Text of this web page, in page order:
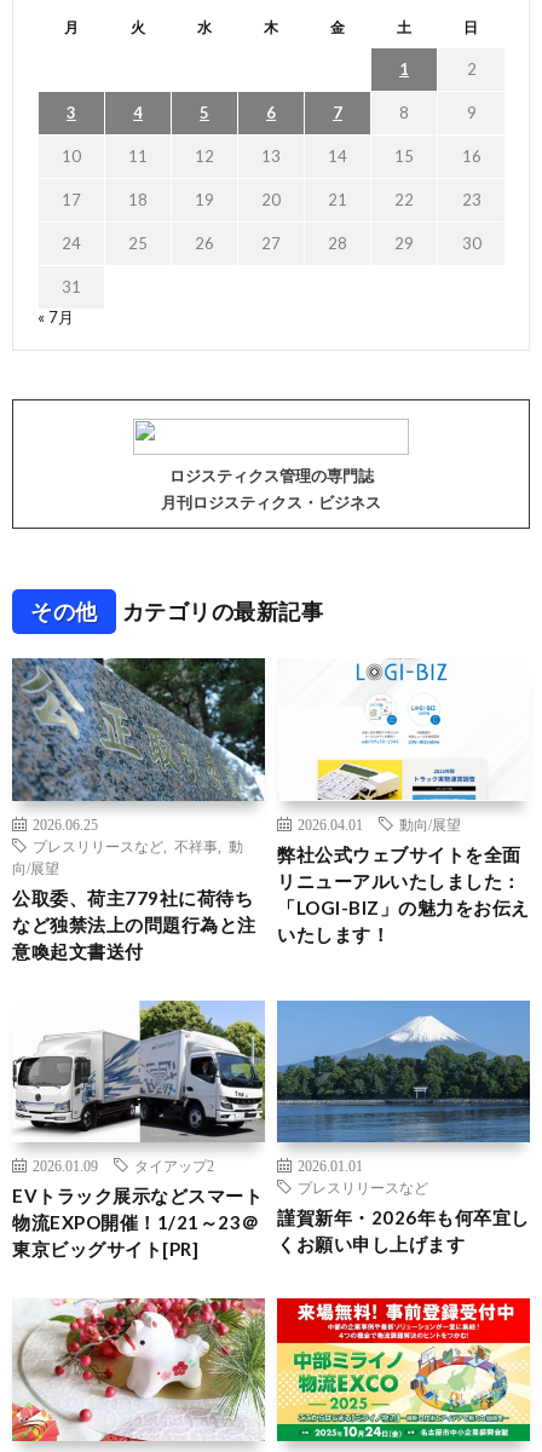
月 火 水 木 金 土 日
1 2
3 4 5 6 7 8 9
10 11 12 13 14 15 16
17 18 19 20 21 22 23
24 25 26 27 28 29 30
31
« 7月
ロジスティクス管理の専門誌
月刊ロジスティクス・ビジネス
その他 カテゴリの最新記事
2026.06.25
プレスリリースなど
不祥事
動
向/展望
公取委、荷主779社に荷待ち
など独禁法上の問題行為と注
意喚起文書送付
2026.04.01 動向/展望
弊社公式ウェブサイトを全面
リニューアルいたしました：
「LOGI-BIZ」の魅力をお伝え
いたします！
2026.01.09 タイアップ2
EVトラック展示などスマート
物流EXPO開催！1/21～23＠
東京ビッグサイト[PR]
2026.01.01
プレスリリースなど
謹賀新年・2026年も何卒宜し
くお願い申し上げます